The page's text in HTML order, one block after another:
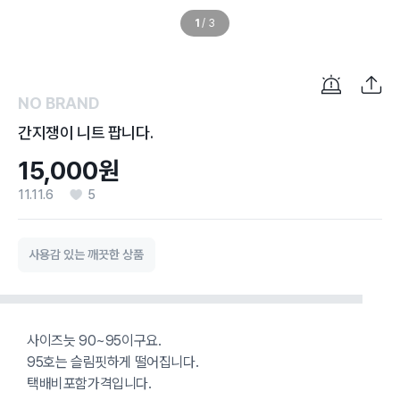
1 / 3
NO BRAND
간지쟁이 니트 팝니다.
15,000원
11.11.6 5
사용감 있는 깨끗한 상품
사이즈늣 90~95이구요.
95호는 슬림핏하게 떨어집니다.
택배비포함가격입니다.